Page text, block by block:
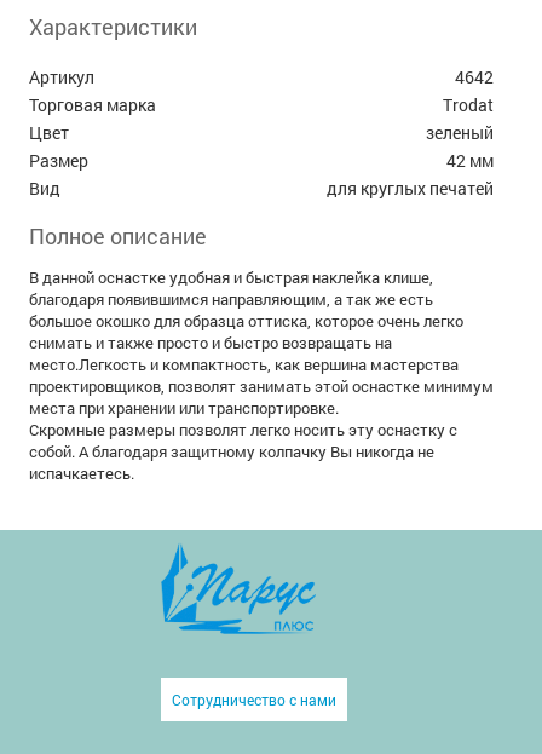
Характеристики
Артикул
4642
Торговая марка
Trodat
Цвет
зеленый
Размер
42 мм
Вид
для круглых печатей
Полное описание
В данной оснастке удобная и быстрая наклейка клише,
благодаря появившимся направляющим, а так же есть
большое окошко для образца оттиска, которое очень легко
снимать и также просто и быстро возвращать на
место.Легкость и компактность, как вершина мастерства
проектировщиков, позволят занимать этой оснастке минимум
места при хранении или транспортировке.
Скромные размеры позволят легко носить эту оснастку с
собой. А благодаря защитному колпачку Вы никогда не
испачкаетесь.
Сотрудничество с нами